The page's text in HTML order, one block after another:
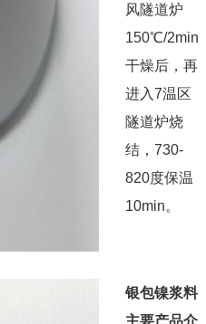
风隧道炉
150℃/2min
干燥后，再
进入7温区
隧道炉烧
结，730-
820度保温
10min。
银包镍浆料
主要产品介